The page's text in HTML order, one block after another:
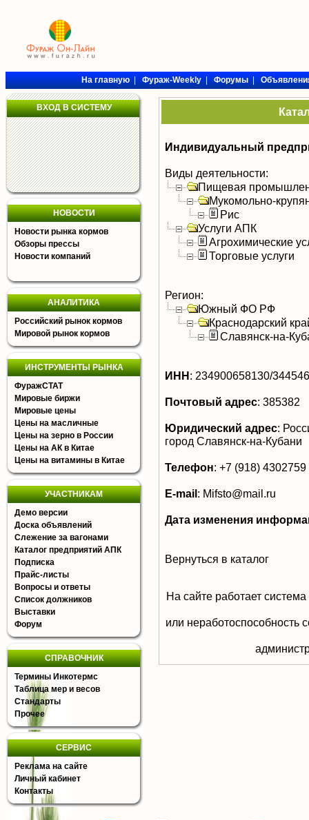
На главную|Фураж-Weekly|Форумы|
ВХОД В СИСТЕМУ
НОВОСТИ
Новости рынка кормов
Обзоры прессы
Новости компаний
АНАЛИТИКА
Российский рынок кормов
Мировой рынок кормов
ИНСТРУМЕНТЫ РЫНКА
ФуражСТАТ
Мировые биржи
Мировые цены
Цены на масличные
Цены на зерно в России
Цены на АК в Китае
Цены на витамины в Китае
УЧАСТНИКАМ
Демо версии
Доска объявлений
Слежение за вагонами
Каталог предприятий АПК
Подписка
Прайс-листы
Вопросы и ответы
Список должников
Выставки
Форум
СПРАВОЧНИК
Термины Инкотермс
Таблица мер и весов
Стандарты
Прочее
СЕРВИС
Реклама на сайте
Личный кабинет
Контакты
Индивидуальный
Виды деятельности:
Пищевая
Мукомольно-
Рис
Услуги АПК
Агрохимические
Торговые услуги
Регион:
Южный ФО РФ
Краснодарский
Славянск-на-
ИНН: 234900658130/
Почтовый адрес: 385382
Юридический адрес:
город Славянск-на-Кубани
Телефон: +7 (918) 4302759
E-mail: Mifsto@mail.ru
Дата изменения
Вернуться в каталог
На сайте работает
или неработоспособность